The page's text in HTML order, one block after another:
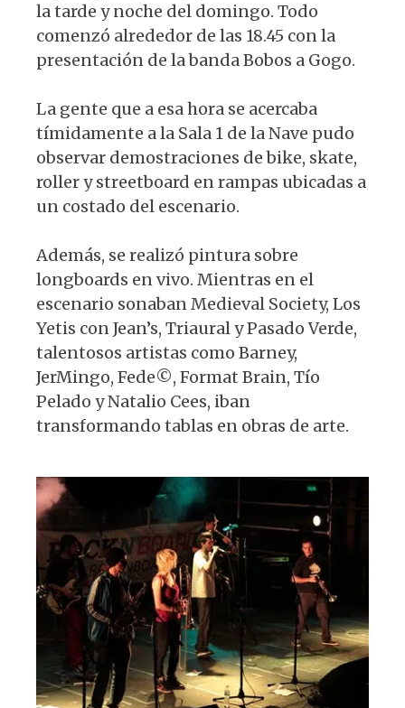
la tarde y noche del domingo. Todo
comenzó alrededor de las 18.45 con la
presentación de la banda Bobos a Gogo.
La gente que a esa hora se acercaba
tímidamente a la Sala 1 de la Nave pudo
observar demostraciones de bike, skate,
roller y streetboard en rampas ubicadas a
un costado del escenario.
Además, se realizó pintura sobre
longboards en vivo. Mientras en el
escenario sonaban Medieval Society, Los
Yetis con Jean’s, Triaural y Pasado Verde,
talentosos artistas como Barney,
JerMingo, Fede©, Format Brain, Tío
Pelado y Natalio Cees, iban
transformando tablas en obras de arte.